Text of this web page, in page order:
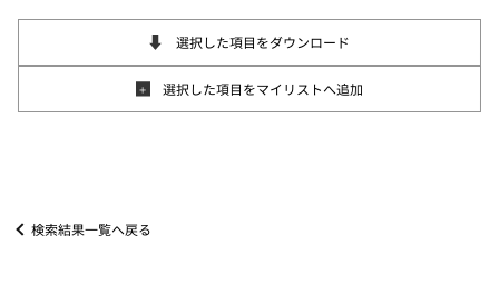
選択した項目をダウンロード
選択した項目をマイリストへ追加
検索結果一覧へ戻る